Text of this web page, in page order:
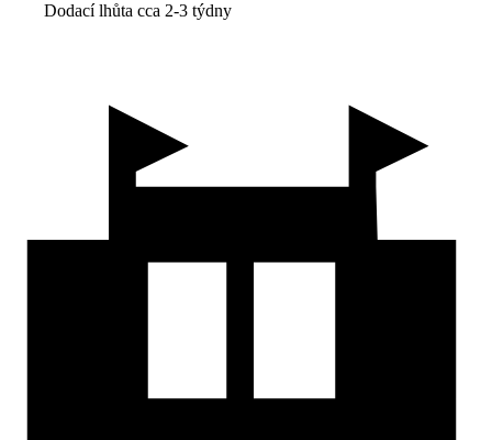
Dodací lhůta cca 2-3 týdny